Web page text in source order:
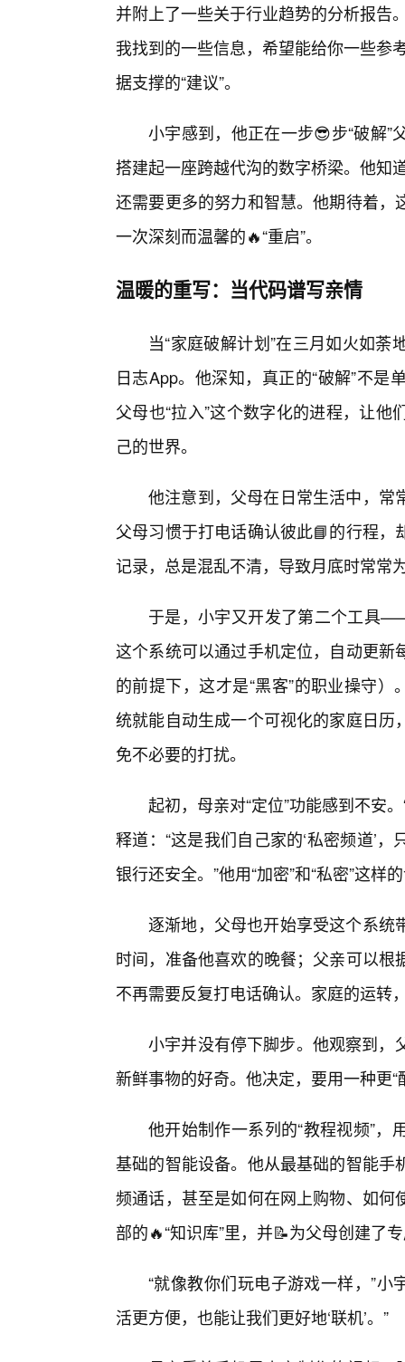
并附上了一些关于行业趋势的分析报告
我找到的一些信息，希望能给你一些参
据支撑的“建议”。
小宇感到，他正在一步😎步“破解
搭建起一座跨越代沟的数字桥梁。他知
还需要更多的努力和智慧。他期待着
一次深刻而温馨的🔥“重启”。
温暖的重写：当代码谱写亲情
当“家庭破解计划”在三月如火如
日志App。他深知，真正的“破解”不
父母也“拉入”这个数字化的进程，让
己的世界。
他注意到，父母在日常生活中，常
父母习惯于打电话确认彼此📘的行程
记录，总是混乱不清，导致月底时常常
于是，小宇又开发了第二个工具
这个系统可以通过手机定位，自动更
的前提下，这才是“黑客”的职业操守
统就能自动生成一个可视化的家庭日
免不必要的打扰。
起初，母亲对“定位”功能感到不安
释道：“这是我们自己家的‘私密频道’
银行还安全。”他用“加密”和“私密”这样
逐渐地，父母也开始享受这个系统
时间，准备他喜欢的晚餐；父亲可以
不再需要反复打电话确认。家庭的运转
小宇并没有停下脚步。他观察到，
新鲜事物的好奇。他决定，要用一种更
他开始制作一系列的“教程视频”
基础的智能设备。他从最基础的智能
频通话，甚至是如何在网上购物、如
部的🔥“知识库”里，并📝为父母创建了
“就像教你们玩电子游戏一样，”小
活更方便，也能让我们更好地‘联机’。”